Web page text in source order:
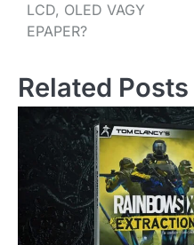
LCD, OLED VAGY
EPAPER?
Related Posts